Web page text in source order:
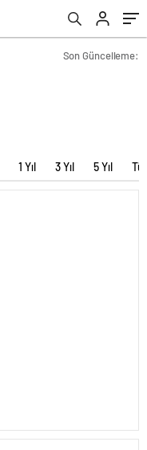
Son Güncelleme:
1 Yıl 3 Yıl 5 Yıl